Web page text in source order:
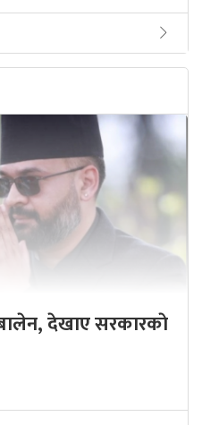
बालेन, देखाए सरकारकाे